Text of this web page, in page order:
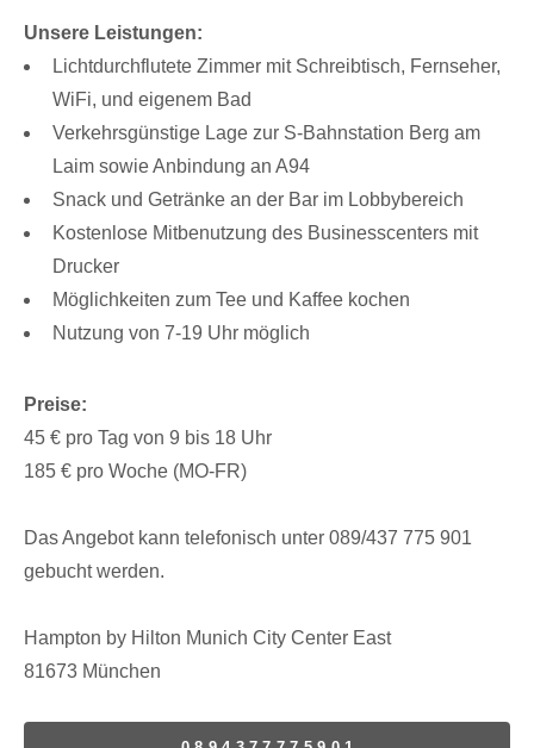
Unsere Leistungen:
Lichtdurchflutete Zimmer mit Schreibtisch, Fernseher,
WiFi, und eigenem Bad
Verkehrsgünstige Lage zur S-Bahnstation Berg am
Laim sowie Anbindung an A94
Snack und Getränke an der Bar im Lobbybereich
Kostenlose Mitbenutzung des Businesscenters mit
Drucker
Möglichkeiten zum Tee und Kaffee kochen
Nutzung von 7-19 Uhr möglich
Preise:
45 € pro Tag von 9 bis 18 Uhr
185 € pro Woche (MO-FR)
Das Angebot kann telefonisch unter 089/437 775 901
gebucht werden.
Hampton by Hilton Munich City Center East
81673 München